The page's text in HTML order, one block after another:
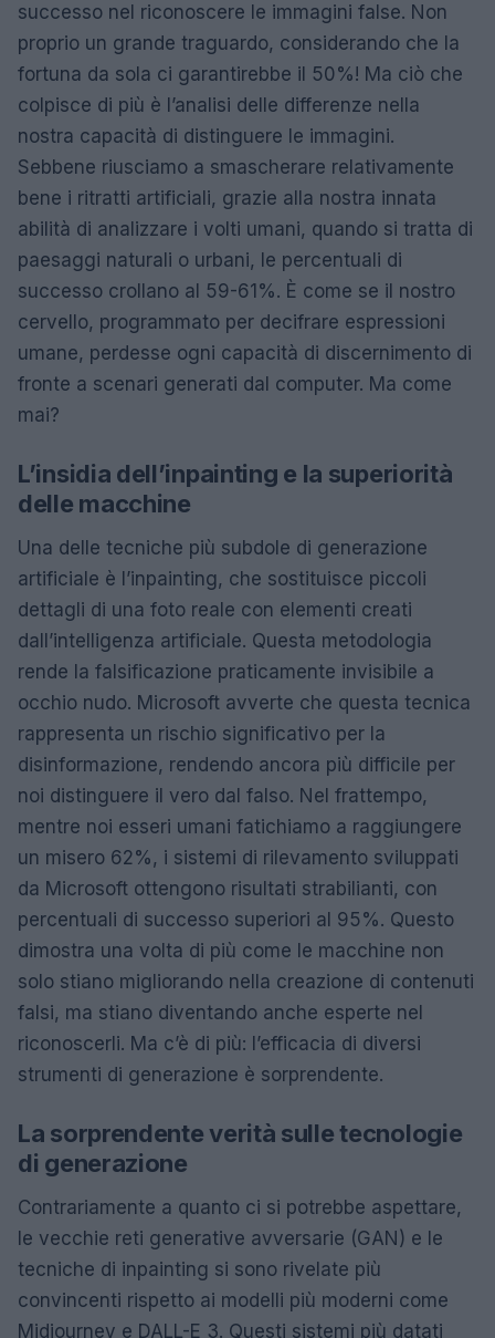
successo nel riconoscere le immagini false. Non
proprio un grande traguardo, considerando che la
fortuna da sola ci garantirebbe il 50%! Ma ciò che
colpisce di più è l’analisi delle differenze nella
nostra capacità di distinguere le immagini.
Sebbene riusciamo a smascherare relativamente
bene i ritratti artificiali, grazie alla nostra innata
abilità di analizzare i volti umani, quando si tratta di
paesaggi naturali o urbani, le percentuali di
successo crollano al 59-61%. È come se il nostro
cervello, programmato per decifrare espressioni
umane, perdesse ogni capacità di discernimento di
fronte a scenari generati dal computer. Ma come
mai?
L’insidia dell’inpainting e la superiorità
delle macchine
Una delle tecniche più subdole di generazione
artificiale è l’inpainting, che sostituisce piccoli
dettagli di una foto reale con elementi creati
dall’intelligenza artificiale. Questa metodologia
rende la falsificazione praticamente invisibile a
occhio nudo. Microsoft avverte che questa tecnica
rappresenta un rischio significativo per la
disinformazione, rendendo ancora più difficile per
noi distinguere il vero dal falso. Nel frattempo,
mentre noi esseri umani fatichiamo a raggiungere
un misero 62%, i sistemi di rilevamento sviluppati
da Microsoft ottengono risultati strabilianti, con
percentuali di successo superiori al 95%. Questo
dimostra una volta di più come le macchine non
solo stiano migliorando nella creazione di contenuti
falsi, ma stiano diventando anche esperte nel
riconoscerli. Ma c’è di più: l’efficacia di diversi
strumenti di generazione è sorprendente.
La sorprendente verità sulle tecnologie
di generazione
Contrariamente a quanto ci si potrebbe aspettare,
le vecchie reti generative avversarie (GAN) e le
tecniche di inpainting si sono rivelate più
convincenti rispetto ai modelli più moderni come
Midjourney e DALL-E 3. Questi sistemi più datati